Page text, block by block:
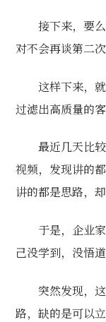
接下来，要
对不会再谈第二次
这样下来，
过滤出高质量的
最近几天比
视频，发现讲的
讲的都是思路，
于是，企业
己没学到，没悟
突然发现，
路，缺的是可以